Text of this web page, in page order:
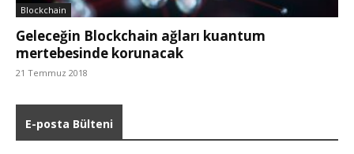
Blockchain
Geleceğin Blockchain ağları kuantum
mertebesinde korunacak
21 Temmuz 2018
E-posta Bülteni